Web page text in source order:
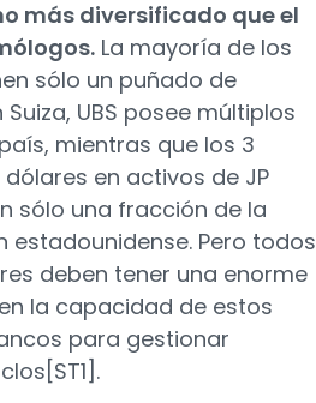
más diversificado que el
La mayoría de los
sólo un puñado de
UBS posee múltiplos
mientras que los 3
en activos de JP
sólo una fracción de la
estadounidense. Pero todos
deben tener una enorme
la capacidad de estos
para gestionar